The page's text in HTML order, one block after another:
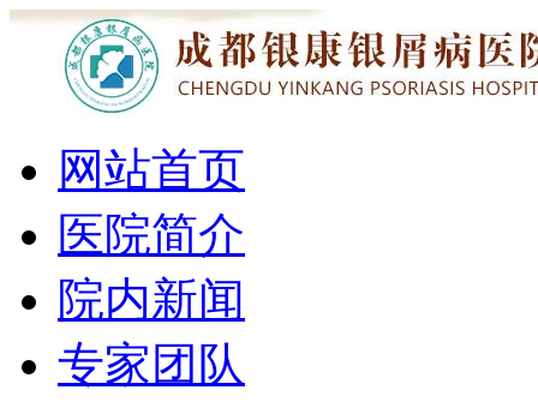
网站首页
医院简介
院内新闻
专家团队